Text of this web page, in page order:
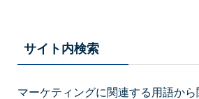
サイト内検索
マーケティングに関連する用語か